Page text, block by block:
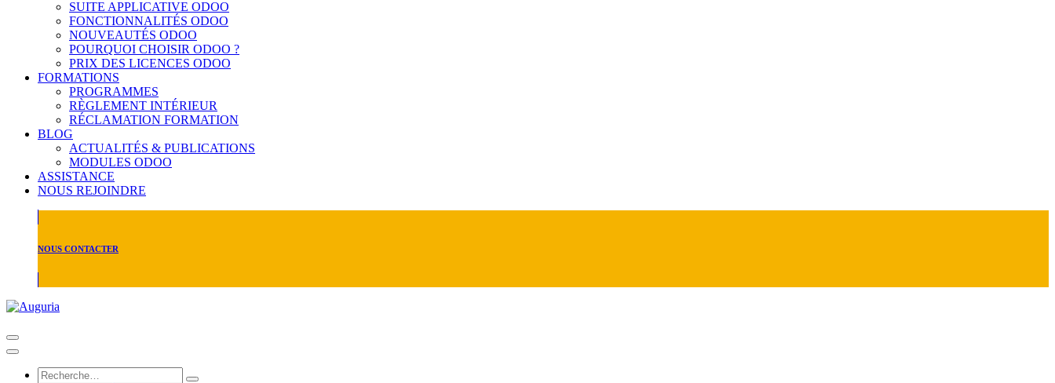
SUITE APPLICATIVE ODOO
FONCTIONNALITÉS ODOO
NOUVEAUTÉS ODOO
POURQUOI CHOISIR ODOO ?
PRIX DES LICENCES ODOO
FORMATIONS
PROGRAMMES
RÈGLEMENT INTÉRIEUR
RÉCLAMATION FORMATION
BLOG
ACTUALITÉS & PUBLICATIONS
MODULES ODOO
ASSISTANCE
NOUS REJOINDRE
NOUS CONTACTER